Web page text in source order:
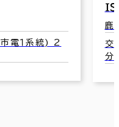
電１系統) 2
Ｉ
鹿
交
分